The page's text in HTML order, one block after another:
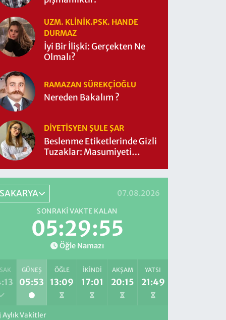
UZM. KLINIK.PSK. HANDE
DURMAZ
İyi Bir İlişki: Gerçekten Ne
Olmalı?
RAMAZAN SÜREKÇIOĞLU
Nereden Bakalım ?
DIYETISYEN ŞULE ŞAR
Beslenme Etiketlerinde Gizli
Tuzaklar: Masumiyeti
SAKARYA 07.08.2026
SONRAKI VAKTE KALAN
05:29:53
Öğle Namazı
GÜNEŞ
05:53
ÖĞLE
13:09
İKINDI
17:01
AKŞAM
20:15
YATSI
21:49
Aylık Vakitler